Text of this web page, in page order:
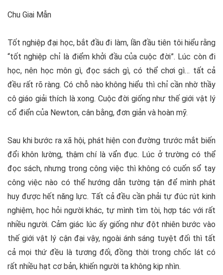
Chu Giai Mẫn
Tốt nghiệp đại học, bắt đầu đi làm, lần đầu tiên tôi hiểu rằng
“tốt nghiệp chỉ là điểm khởi đầu của cuộc đời”. Lúc còn đi
học, nên học môn gì, đọc sách gì, có thể chơi gì… tất cả
đều rất rõ ràng. Có chỗ nào không hiểu thì chỉ cần nhờ thầy
cô giáo giải thích là xong. Cuộc đời giống như thế giới vật lý
cổ điển của Newton, cân bằng, đơn giản và hoàn mỹ.
Sau khi bước ra xã hội, phát hiện con đường trước mắt biến
đổi khôn lường, thậm chí là vẩn đục. Lúc ở trường có thể
đọc sách, nhưng trong công việc thì không có cuốn sổ tay
công việc nào có thể hướng dẫn tường tận để mình phát
huy được hết năng lực. Tất cả đều cần phải tự đúc rút kinh
nghiệm, học hỏi người khác, tự mình tìm tòi, hợp tác với rất
nhiều người. Cảm giác lúc ấy giống như đột nhiên bước vào
thế giới vật lý cận đại vậy, ngoài ánh sáng tuyệt đối thì tất
cả mọi thứ đều là tương đối, đồng thời trong chốc lát có
rất nhiều hạt cơ bản, khiến người ta không kịp nhìn.